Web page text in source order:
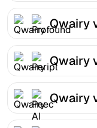
Qwairy
Qwairy
Qwairy